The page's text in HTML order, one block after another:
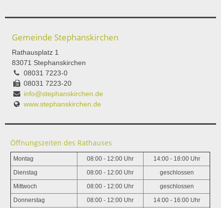
Gemeinde Stephanskirchen
Rathausplatz 1
83071 Stephanskirchen
08031 7223-0
08031 7223-20
info@stephanskirchen.de
www.stephanskirchen.de
Öffnungszeiten des Rathauses
Montag 08:00 - 12:00 Uhr 14:00 - 18:00 Uhr
Dienstag 08:00 - 12:00 Uhr geschlossen
Mittwoch 08:00 - 12:00 Uhr geschlossen
Donnerstag 08:00 - 12:00 Uhr 14:00 - 16:00 Uhr